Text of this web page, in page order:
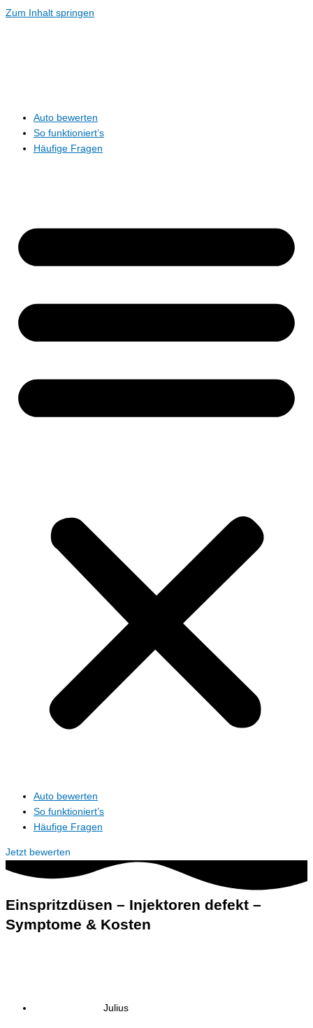
Zum Inhalt springen
Auto bewerten
So funktioniert’s
Häufige Fragen
Auto bewerten
So funktioniert’s
Häufige Fragen
Jetzt bewerten
Einspritzdüsen – Injektoren defekt –
Symptome & Kosten
Julius